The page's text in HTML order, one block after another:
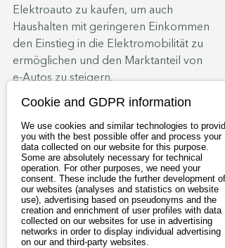
Elektroauto zu kaufen, um auch
Haushalten mit geringeren Einkommen
den Einstieg in die Elektromobilität zu
ermöglichen und den Marktanteil von
e-Autos zu steigern.
Eine weitere Studie des Fraunhofer-
Cookie and GDPR information
We use cookies and similar technologies to provide
you with the best possible offer and process your
data collected on our website for this purpose.
Some are absolutely necessary for technical
operation. For other purposes, we need your
consent. These include the further development of
our websites (analyses and statistics on website
use), advertising based on pseudonyms and the
creation and enrichment of user profiles with data
collected on our websites for use in advertising
networks in order to display individual advertising
on our and third-party websites.